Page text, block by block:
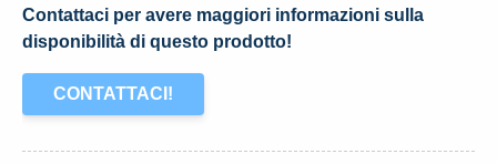
Contattaci per avere maggiori informazioni sulla
disponibilità di questo prodotto!
CONTATTACI!